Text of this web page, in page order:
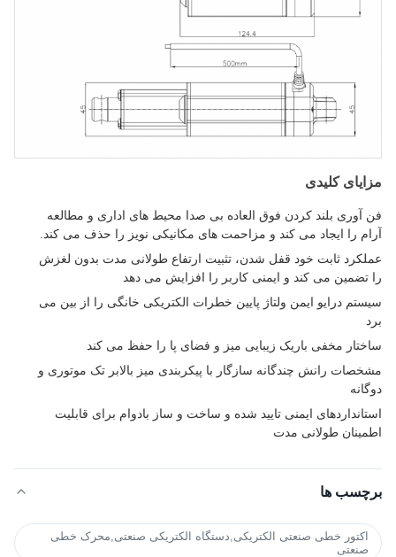
مزایای کلیدی
فن آوری بلند کردن فوق العاده بی صدا محیط های اداری و مطالعه
آرام را ایجاد می کند و مزاحمت های مکانیکی نویز را حذف می کند.
عملکرد ثابت خود قفل شدن، تثبیت ارتفاع طولانی مدت بدون لغزش
را تضمین می کند و ایمنی کاربر را افزایش می دهد
سیستم درایو ایمن ولتاژ پایین خطرات الکتریکی خانگی را از بین می
برد
ساختار مخفی باریک زیبایی میز و فضای پا را حفظ می کند
مشخصات رانش چندگانه سازگار با پیکربندی میز بالابر تک موتوری و
دوگانه
استانداردهای ایمنی تایید شده و ساخت و ساز بادوام برای قابلیت
اطمینان طولانی مدت
برچسب ها
اکتور خطی صنعتی الکتریکی,دستگاه الکتریکی صنعتی,محرک خطی
صنعتی